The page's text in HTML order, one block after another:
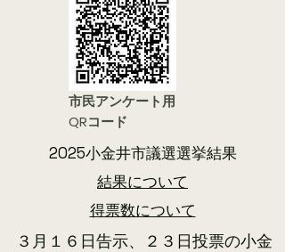
市民アンケート用
QRコード
2025小金井市議選選挙結果
結果について
​得票数について
​ ３月１６日告示、２３日投票の小金